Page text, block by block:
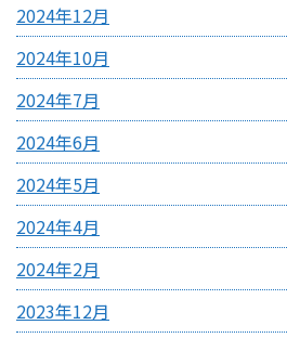
2024年12月
2024年10月
2024年7月
2024年6月
2024年5月
2024年4月
2024年2月
2023年12月